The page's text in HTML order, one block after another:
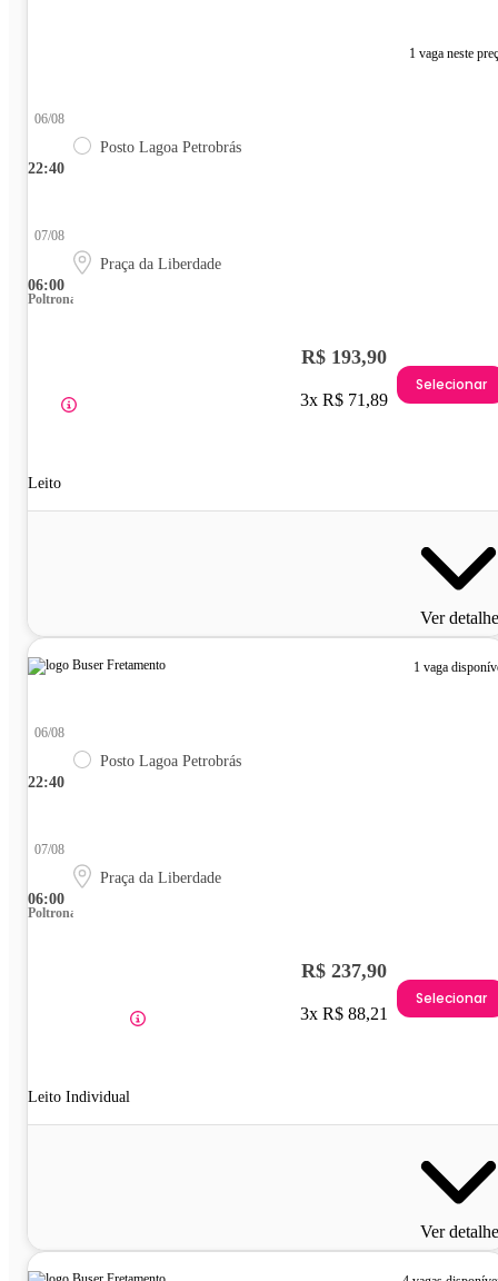
1 vaga neste
22:40
06/08
Posto Lagoa Petrobrás
06:00
07/08
Praça da Liberdade
Poltrona
Leito
R$ 193,90
3x R$ 71,89
Selecionar
Ver
1 vaga
22:40
06/08
Posto Lagoa Petrobrás
06:00
07/08
Praça da Liberdade
Poltrona
Leito Individual
R$ 237,90
3x R$ 88,21
Selecionar
Ver